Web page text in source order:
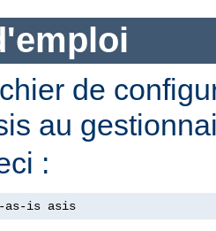
de
au
:
as-is asis